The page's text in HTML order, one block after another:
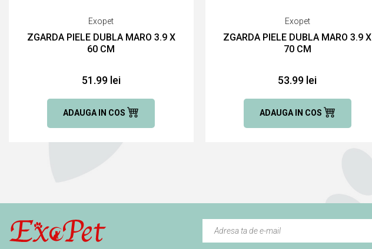
Exopet
ZGARDA PIELE DUBLA MARO 3.9 X
60 CM
51.99 lei
ADAUGA IN COS
Exopet
ZGARDA PIELE DUBLA MARO 3.9 X
70 CM
53.99 lei
ADAUGA IN COS